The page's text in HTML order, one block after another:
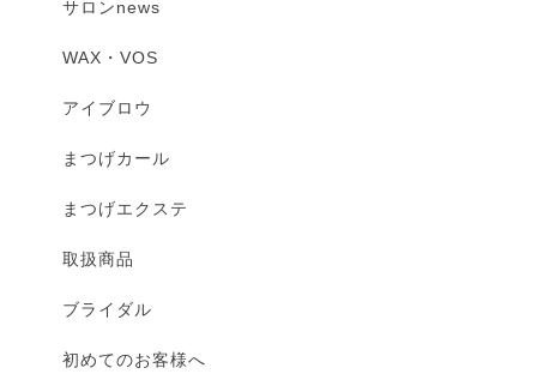
サロンnews
WAX・VOS
アイブロウ
まつげカール
まつげエクステ
取扱商品
ブライダル
初めてのお客様へ